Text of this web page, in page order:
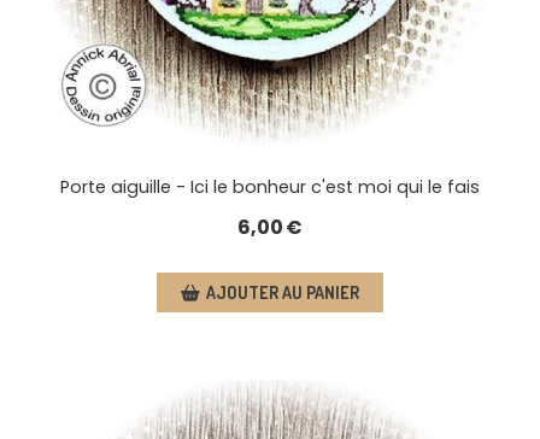
Porte aiguille - Ici le bonheur c'est moi qui le fais
6,00€
AJOUTER AU PANIER